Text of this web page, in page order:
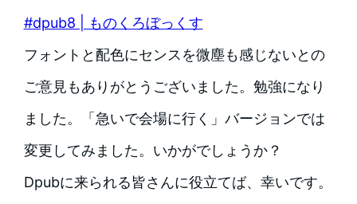
#dpub8 | ものくろぼっくす
フォントと配色にセンスを微塵も感じないとの
ご意見もありがとうございました。勉強になり
ました。「急いで会場に行く」バージョンでは
変更してみました。いかがでしょうか？
Dpubに来られる皆さんに役立てば、幸いです。